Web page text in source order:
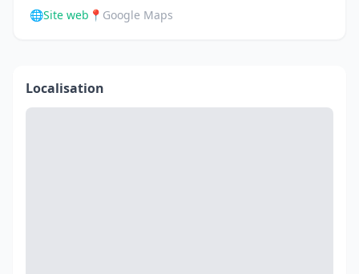
🌐Site web 📍 Google Maps
Localisation